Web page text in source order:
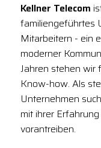
Kellner Telecom
familiengeführtes
Mitarbeitern - ein
moderner
Jahren stehen wir
Know-how. Als
Unternehmen
mit ihrer
vorantreiben.